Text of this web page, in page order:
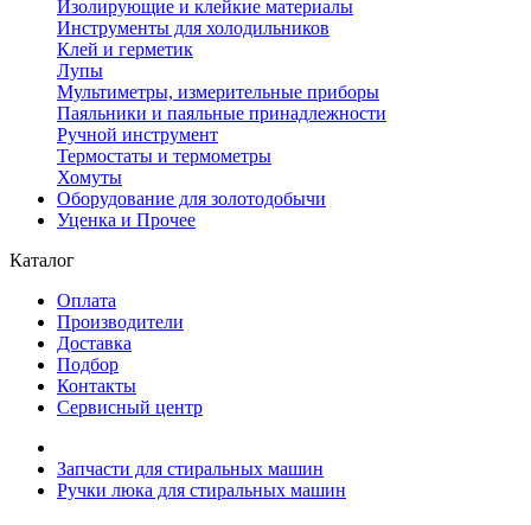
Изолирующие и клейкие материалы
Инструменты для холодильников
Клей и герметик
Лупы
Мультиметры, измерительные приборы
Паяльники и паяльные принадлежности
Ручной инструмент
Термостаты и термометры
Хомуты
Оборудование для золотодобычи
Уценка и Прочее
Каталог
Оплата
Производители
Доставка
Подбор
Контакты
Сервисный центр
Запчасти для стиральных машин
Ручки люка для стиральных машин